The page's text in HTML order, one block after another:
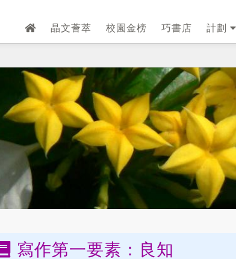
晶文薈萃 校園金榜 巧書店 計劃
寫作第一要素：良知